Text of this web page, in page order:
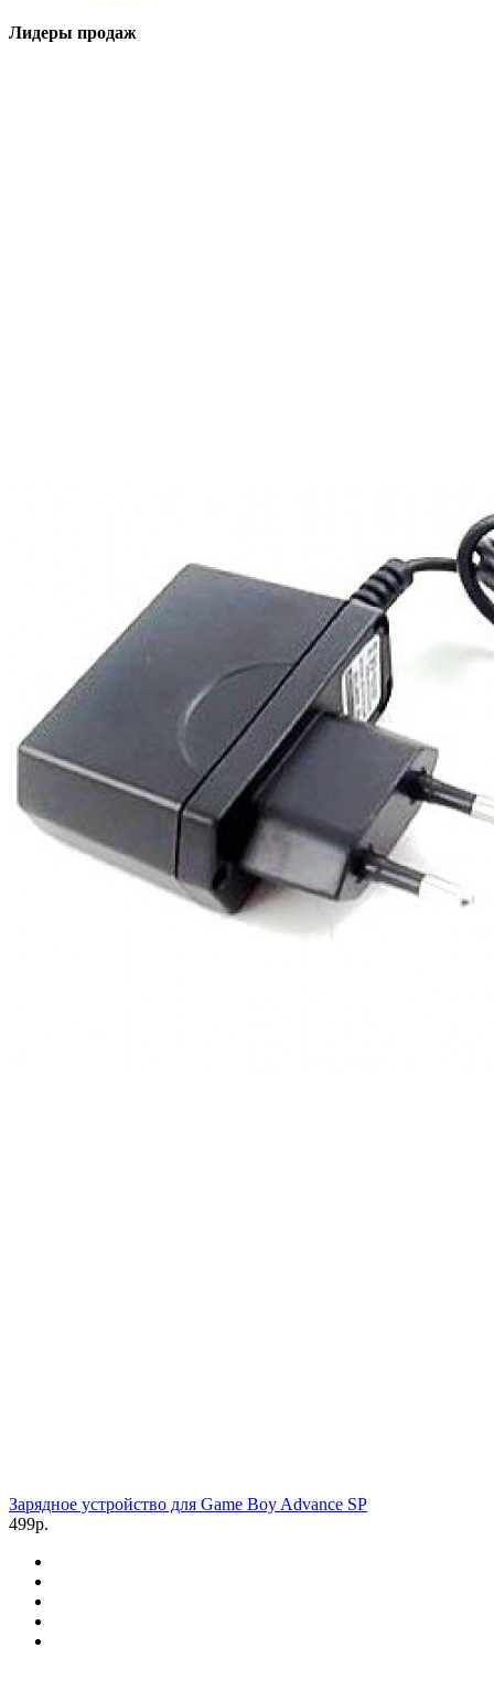
Лидеры продаж
Зарядное устройство для Game Boy Advance SP
499р.